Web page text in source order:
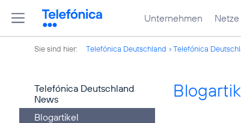
Unternehmen Netze
Sie sind hier: Telefónica Deutschland Telefónica
Telefónica Deutschland
News
Blogartikel